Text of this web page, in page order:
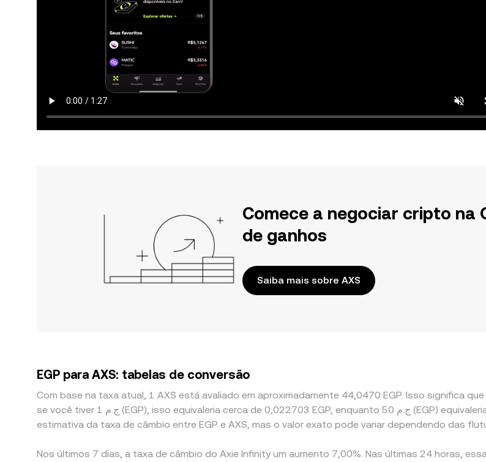
Comece a negociar cripto na
de ganhos
Saiba mais sobre AXS
EGP para AXS: tabelas de conversão
Com base na taxa atual, 1 AXS está avaliado em aproximadamente 44,0470 EGP. Isso significa
se você tiver ج.م 1 (EGP), isso equivaleria cerca de 0,022703 EGP, enquanto ج.م 50 (EGP) equivaleria a aproximadamente 1,1352 EGP. Esses valores fornecem uma
estimativa da taxa de câmbio entre EGP e AXS, mas o valor exato pode variar dependendo das
Nos últimos 7 dias, a taxa de câmbio do Axie Infinity um aumento 7,00%. Nas últimas 24 horas,